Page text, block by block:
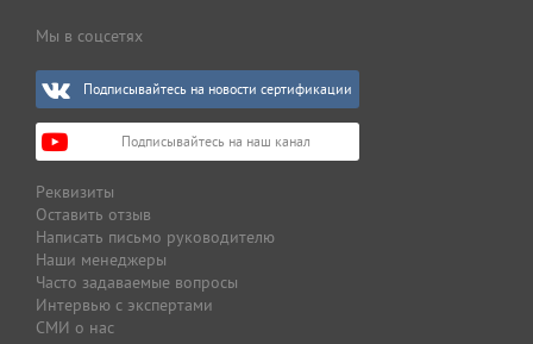
Мы в соцсетях
Подписывайтесь на новости сертификации
Подписывайтесь на наш канал
Реквизиты
Оставить отзыв
Написать письмо руководителю
Наши менеджеры
Часто задаваемые вопросы
Интервью с экспертами
СМИ о нас